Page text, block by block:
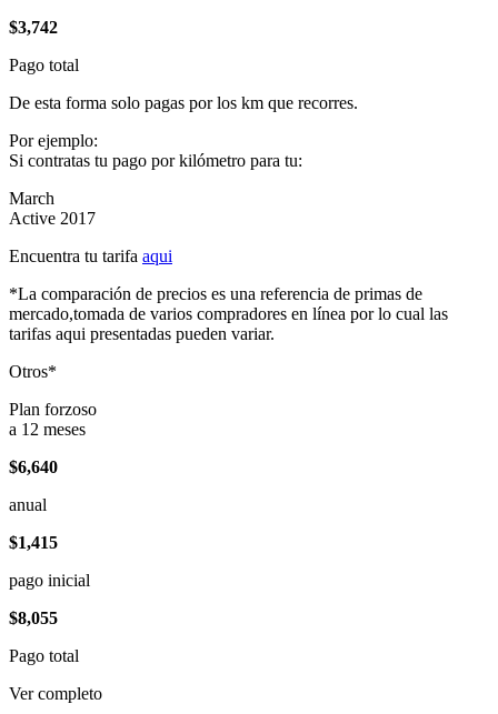
$3,742
Pago total
De esta forma solo pagas por los km que recorres.
Por ejemplo:
Si contratas tu pago por kilómetro para tu:
March
Active 2017
Encuentra tu tarifa aqui
*La comparación de precios es una referencia de primas de
mercado,tomada de varios compradores en línea por lo cual las
tarifas aqui presentadas pueden variar.
Otros*
Plan forzoso
a 12 meses
$6,640
anual
$1,415
pago inicial
$8,055
Pago total
Ver completo